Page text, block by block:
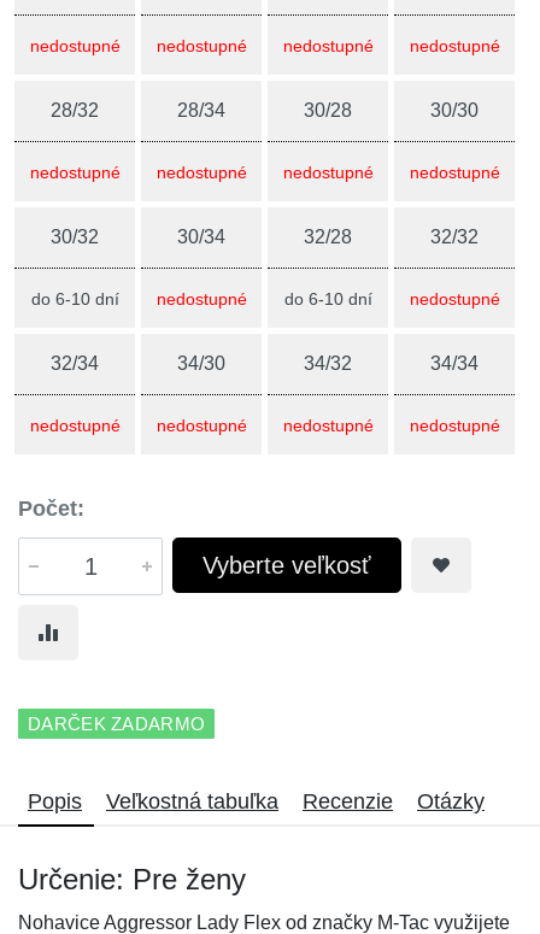
nedostupné nedostupné nedostupné nedostupné
28/32
nedostupné
28/34
nedostupné
30/28
nedostupné
30/30
nedostupné
30/32
do 6-10 dní
30/34
nedostupné
32/28
do 6-10 dní
32/32
nedostupné
32/34
nedostupné
34/30
nedostupné
34/32
nedostupné
34/34
nedostupné
Počet:
Vyberte veľkosť
DARČEK ZADARMO
Popis Veľkostná tabuľka Recenzie Otázky
Určenie: Pre ženy
Nohavice Aggressor Lady Flex od značky M-Tac využijete